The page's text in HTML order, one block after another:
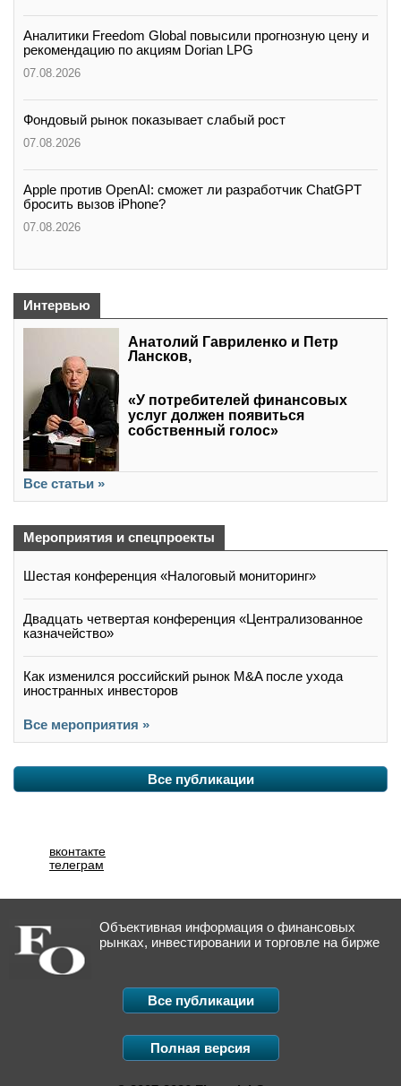
Аналитики Freedom Global повысили прогнозную цену и
рекомендацию по акциям Dorian LPG
07.08.2026
Фондовый рынок показывает слабый рост
07.08.2026
Apple против OpenAI: сможет ли разработчик ChatGPT
бросить вызов iPhone?
07.08.2026
Интервью
Анатолий Гавриленко и Петр
Лансков,
«У потребителей финансовых
услуг должен появиться
собственный голос»
Все статьи »
Мероприятия и спецпроекты
Шестая конференция «Налоговый мониторинг»
Двадцать четвертая конференция «Централизованное
казначейство»
Как изменился российский рынок M&A после ухода
иностранных инвесторов
Все мероприятия »
Все публикации
вконтакте
телеграм
Объективная информация о финансовых
рынках, инвестировании и торговле на бирже
Все публикации
Полная версия